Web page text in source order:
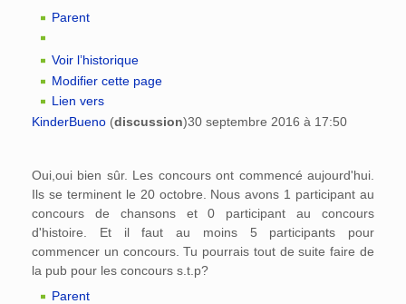
Parent
Voir l’historique
Modifier cette page
Lien vers
KinderBueno (discussion)30 septembre 2016 à 17:50
Oui,oui bien sûr. Les concours ont commencé aujourd'hui.
Ils se terminent le 20 octobre. Nous avons 1 participant au
concours de chansons et 0 participant au concours
d'histoire. Et il faut au moins 5 participants pour
commencer un concours. Tu pourrais tout de suite faire de
la pub pour les concours s.t.p?
Parent